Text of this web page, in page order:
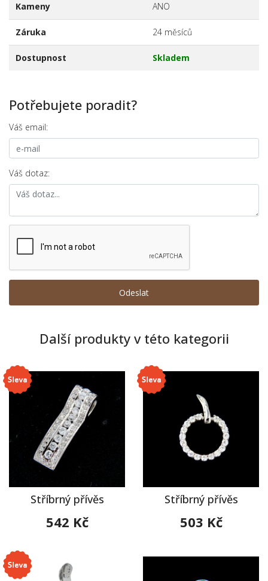
Kameny ANO
Záruka 24 měsíců
Dostupnost Skladem
Potřebujete poradit?
Váš email:
Váš dotaz:
Další produkty v této kategorii
Stříbrný přívěs
542 Kč
Stříbrný přívěs
503 Kč